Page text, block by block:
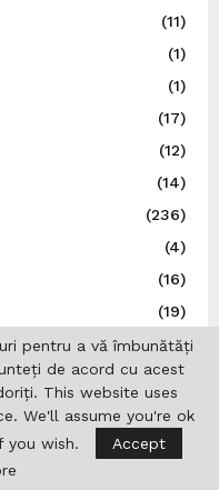
(11)
(1)
(1)
(17)
(12)
(14)
(236)
(4)
(16)
(19)
(20)
(3)
(431)
pentru a vă îmbunătăți
de acord cu acest
This website uses
We'll assume you're ok
wish.
Accept